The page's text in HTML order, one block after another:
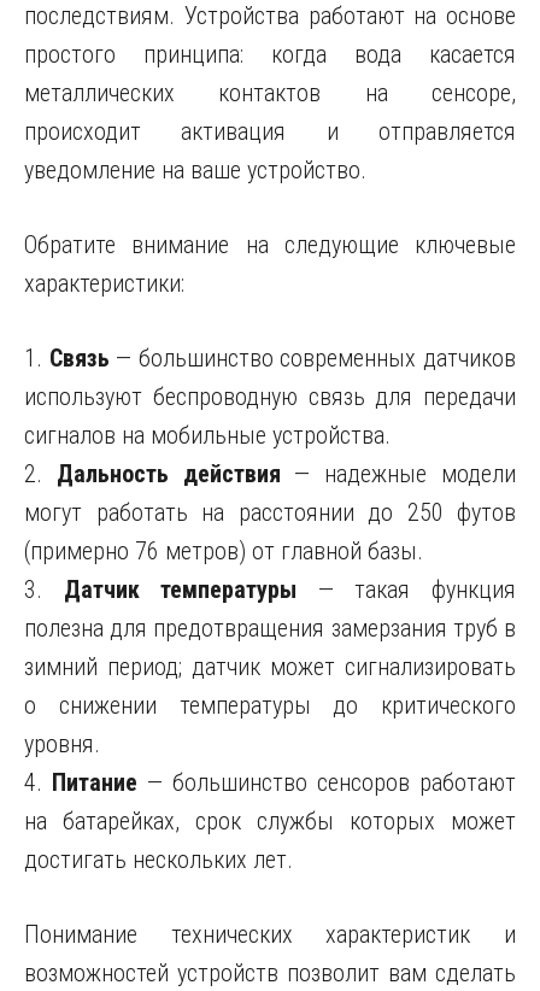
последствиям. Устройства работают на основе
простого принципа: когда вода касается
металлических контактов на сенсоре,
происходит активация и отправляется
уведомление на ваше устройство.
Обратите внимание на следующие ключевые
характеристики:
1. Связь — большинство современных датчиков
используют беспроводную связь для передачи
сигналов на мобильные устройства.
2. Дальность действия — надежные модели
могут работать на расстоянии до 250 футов
(примерно 76 метров) от главной базы.
3. Датчик температуры — такая функция
полезна для предотвращения замерзания труб в
зимний период; датчик может сигнализировать
о снижении температуры до критического
уровня.
4. Питание — большинство сенсоров работают
на батарейках, срок службы которых может
достигать нескольких лет.
Понимание технических характеристик и
возможностей устройств позволит вам сделать